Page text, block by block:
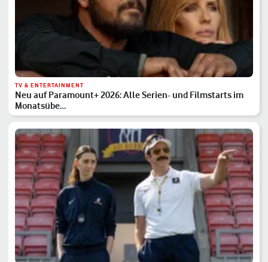
TV & ENTERTAINMENT
Neu auf Paramount+ 2026: Alle Serien- und Filmstarts im
Monatsübe…